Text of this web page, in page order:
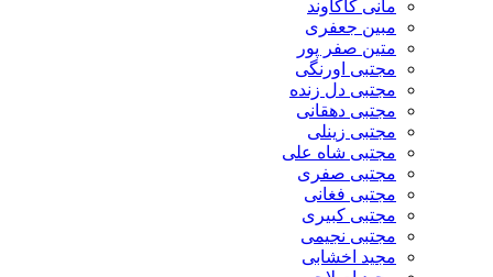
مانی کاکاوند
مبین جعفری
متین صفر پور
مجتبی اورنگی
مجتبی دل زنده
مجتبی دهقانی
مجتبی زینلی
مجتبی شاه علی
مجتبی صفری
مجتبی فغانی
مجتبی کبیری
مجتبی نجیمی
مجید اخشابی